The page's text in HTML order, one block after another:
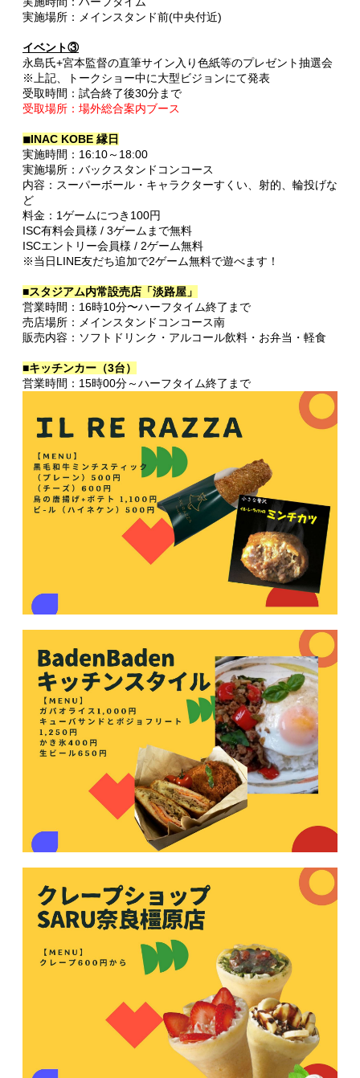
実施場所：メインスタンド前(中央付近)
イベント③
永島氏+宮本監督の直筆サイン入り色紙等のプレゼント抽選会
※上記、トークショー中に大型ビジョンにて発表
受取時間： 試合終了後30分まで
受取場所：場外総合案内ブース
◾︎INAC KOBE 縁日
実施時間：16:10～18:00
実施場所：バックスタンドコンコース
内容：スーパーボール・キャラクターすくい、射的、輪投げな
ど
料金：1ゲームにつき100円
ISC有料会員様 / 3ゲームまで無料
ISCエントリー会員様 / 2ゲーム無料
※当日LINE友だち追加で2ゲーム無料で遊べます！
■スタジアム内常設売店「淡路屋」
営業時間：16時10分〜ハーフタイム終了まで
売店場所：メインスタンドコンコース南
販売内容：ソフトドリンク・アルコール飲料・お弁当・軽食
■キッチンカー（3台）
営業時間：15時00分～ハーフタイム終了まで